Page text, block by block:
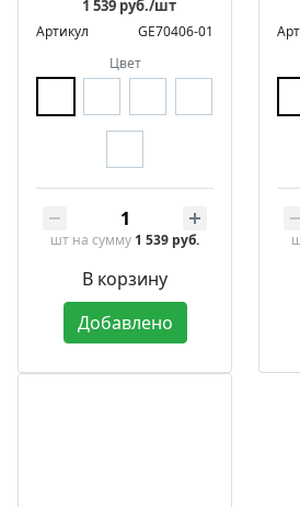
1 539 руб./шт
Артикул
GE70406-01
Цвет
шт на сумму 1 539 руб.
В корзину
Добавлено